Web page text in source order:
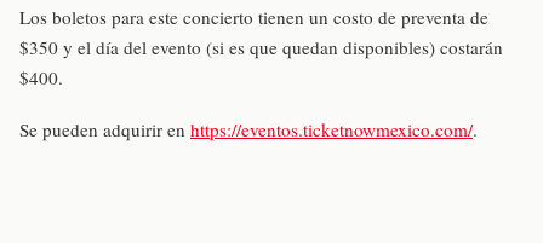
Los boletos para este concierto tienen un costo de preventa de
$350 y el día del evento (si es que quedan disponibles) costarán
$400.
Se pueden adquirir en https://eventos.ticketnowmexico.com/.